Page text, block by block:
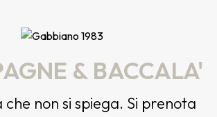
& BACCALA'
non si spiega. Si prenota